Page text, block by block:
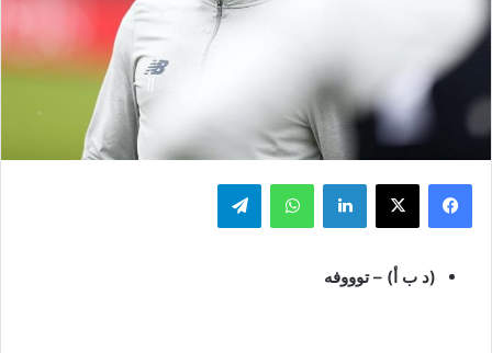
فيسبوك ‫X لينكدإن واتساب تيلقرام
(د ب أ) – توووفه